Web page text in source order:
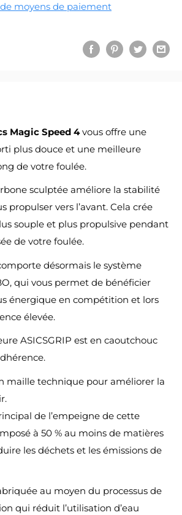
moyens de paiement
Magic Speed 4 vous offre une
plus douce et une meilleure
de votre foulée.
sculptée améliore la stabilité
propulser vers l’avant. Cela crée
souple et plus propulsive pendant
de votre foulée.
désormais le système
qui vous permet de bénéficier
énergique en compétition et lors
élevée.
ASICSGRIP est en caoutchouc
maille technique pour améliorer la
de l’empeigne de cette
à 50 % au moins de matières
les déchets et les émissions de
au moyen du processus de
qui réduit l’utilisation d’eau